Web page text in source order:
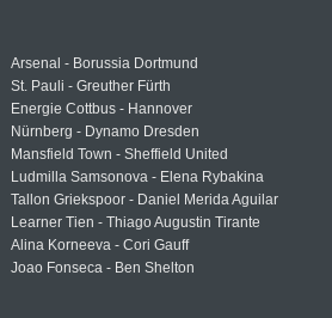
Arsenal - Borussia Dortmund
St. Pauli - Greuther Fürth
Energie Cottbus - Hannover
Nürnberg - Dynamo Dresden
Mansfield Town - Sheffield United
Ludmilla Samsonova - Elena Rybakina
Tallon Griekspoor - Daniel Merida Aguilar
Learner Tien - Thiago Augustin Tirante
Alina Korneeva - Cori Gauff
Joao Fonseca - Ben Shelton